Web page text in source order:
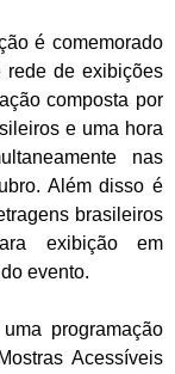
é comemorado
rede de exibições
composta por
e uma hora
nas
Além disso é
brasileiros
exibição em
evento.
programação
Acessíveis